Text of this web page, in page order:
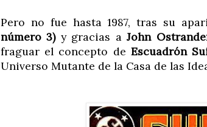
Pero no fue hasta 1987, tras su
número 3)y gracias aJohn
fraguar el concepto de Escuadrón
Universo Mutante de la Casa de las